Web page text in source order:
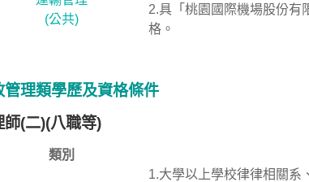
(公共)
2.具「桃園國際機場股份有
格。
管理類學歷及資格條件
師(二)(八職等)
類別
1.大學以上學校律律相關系